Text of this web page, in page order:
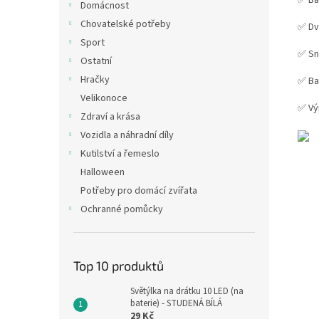
Domácnost
Chovatelské potřeby
Sport
Ostatní
Hračky
Velikonoce
Zdraví a krása
Vozidla a náhradní díly
Kutilství a řemeslo
Halloween
Potřeby pro domácí zvířata
Ochranné pomůcky
Top 10 produktů
Světýlka na drátku 10 LED (na
baterie) - STUDENÁ BÍLÁ
29 Kč
✅
✅
✅
✅